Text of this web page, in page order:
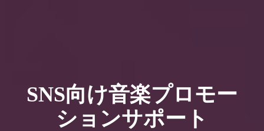
プランと価格
ショップ
SNS向け音楽プロモー
ションサポート